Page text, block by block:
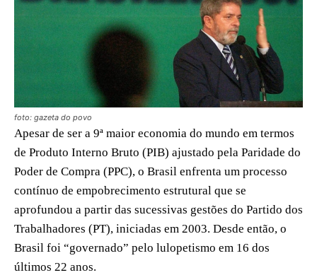
foto: gazeta do povo
Apesar de ser a 9ª maior economia do mundo em termos
de Produto Interno Bruto (PIB) ajustado pela Paridade do
Poder de Compra (PPC), o Brasil enfrenta um processo
contínuo de empobrecimento estrutural que se
aprofundou a partir das sucessivas gestões do Partido dos
Trabalhadores (PT), iniciadas em 2003. Desde então, o
Brasil foi “governado” pelo lulopetismo em 16 dos
últimos 22 anos.